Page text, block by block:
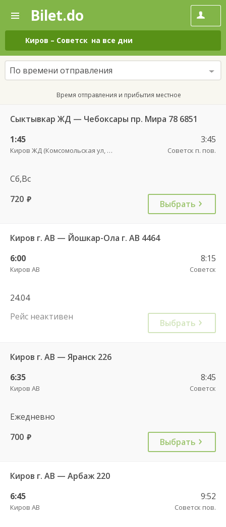
—
Поиск
и
покупка
билетов
на
автобус
онлайн
Bilet.do
Киров – Советск на все дни
По времени отправления
Время отправления и прибытия местное
Сыктывкар ЖД — Чебоксары пр. Мира 78 6851
1:45
Киров ЖД (Комсомольская ул, 42)
3:45
Советск п. пов.
Сб,Вс
720 руб. Выбрать
Киров г. АВ — Йошкар-Ола г. АВ 4464
6:00
Киров АВ
8:15
Советск
24.04
Рейс неактивен
Выбрать
Киров г. АВ — Яранск 226
6:35
Киров АВ
8:45
Советск
Ежедневно
700 руб. Выбрать
Киров г. АВ — Арбаж 220
6:45
Киров АВ
9:52
Советск пов.